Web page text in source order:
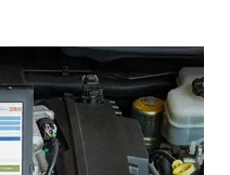
Motorisierung, Ausstattung